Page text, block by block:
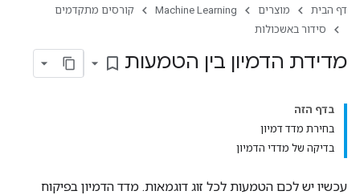
דף הבית מוצרים Machine Learning
קורסים מתקדמים
סידור באשכולות
מדידת הדמיון בין הטמעות bookmark_border
בדף הזה
בחירת מדד דמיון
בדיקה של מדדי הדמיון
עכשיו יש לכם הטמעות לכל זוג דוגמאות. מדד הדמיון בפיקוח